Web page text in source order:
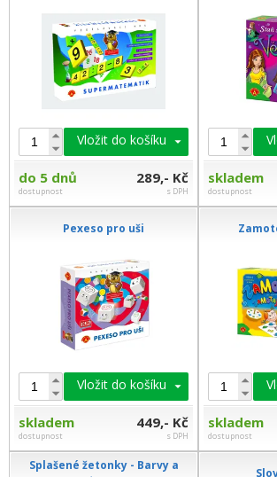
Vložit do košíku
do 5 dnů
dostupnost
289,- Kč
s DPH
skladem
dostupnost
Pexeso pro uši
Vložit do košíku
skladem
dostupnost
449,- Kč
s DPH
skladem
dostupnost
Splašené žetonky - Barvy a